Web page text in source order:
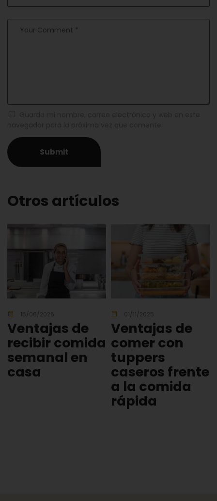
Otros artículos
15/06/2026
Ventajas de
recibir comida
semanal en
casa
01/11/2025
Ventajas de
comer con
tuppers
caseros frente
a la comida
rápida